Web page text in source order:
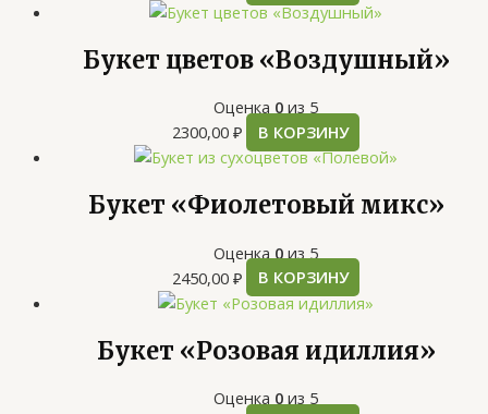
Букет цветов «Воздушный»
Оценка 0 из 5
2300,00 ₽ В КОРЗИНУ
Букет «Фиолетовый микс»
Оценка 0 из 5
2450,00 ₽ В КОРЗИНУ
Букет «Розовая идиллия»
Оценка 0 из 5